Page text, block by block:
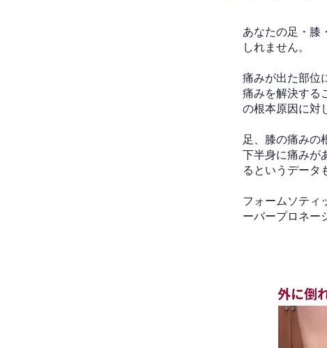
あなたの足・膝
しれません。
痛みが出た部位
痛みを解決する
の根本原因に対
足、膝の痛みの
下半身に痛みが
るというデータ
フォームソティ
ーバープロネー